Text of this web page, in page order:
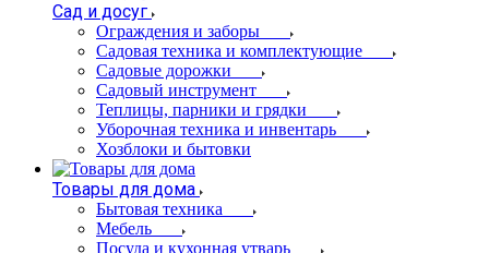
Сад и досуг
Ограждения и заборы
Садовая техника и комплектующие
Садовые дорожки
Садовый инструмент
Теплицы, парники и грядки
Уборочная техника и инвентарь
Хозблоки и бытовки
Товары для дома
Бытовая техника
Мебель
Посуда и кухонная утварь